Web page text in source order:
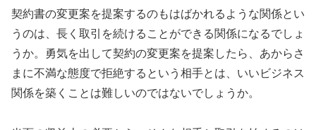
契約書の変更案を提案するのもはばかれるような関係とい
うのは、長く取引を続けることができる関係になるでしょ
うか。勇気を出して契約の変更案を提案したら、あからさ
まに不満な態度で拒絶するという相手とは、いいビジネス
関係を築くことは難しいのではないでしょうか。